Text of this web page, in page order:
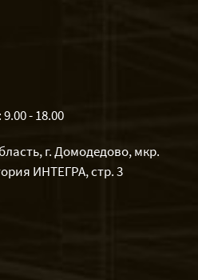
- 18.00
г. Домодедово, мкр.
ИНТЕГРА, стр. 3